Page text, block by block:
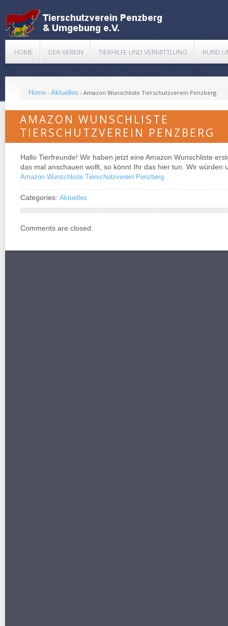
HOME DER VEREIN TIERHILFE UND VERMITTLUNG RUND
Home - Aktuelles - Amazon Wunschliste Tierschutzverein Penzberg
AMAZON WUNSCHLISTE
TIERSCHUTZVEREIN PENZBERG
Hallo Tierfreunde! Wir haben jetzt eine Amazon Wunschliste
das mal anschauen wollt, so könnt Ihr das hier tun. Wir würden
Amazon Wunschliste Tierschutzverein Penzberg
Categories: Aktuelles
Comments are closed.